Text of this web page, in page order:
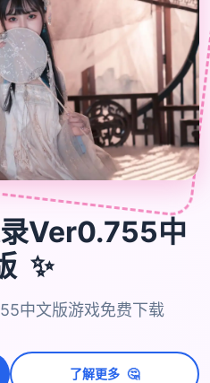
Ver0.755中
✨
中文版游戏免费下载
了解更多 🤔